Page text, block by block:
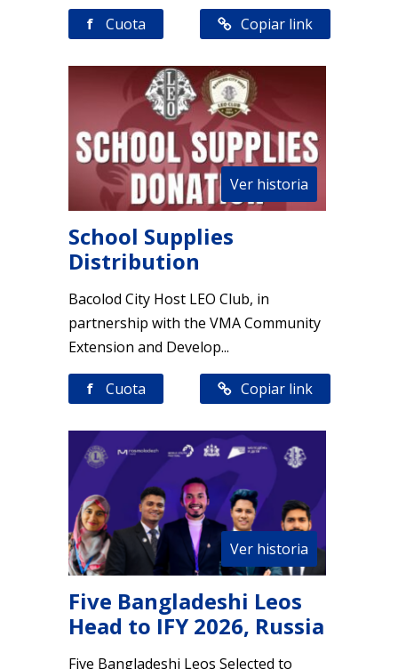
f Cuota Copiar link
Ver historia
School Supplies
Distribution
Bacolod City Host LEO Club, in
partnership with the VMA Community
Extension and Develop...
f Cuota Copiar link
Ver historia
Five Bangladeshi Leos
Head to IFY 2026, Russia
Five Bangladeshi Leos Selected to